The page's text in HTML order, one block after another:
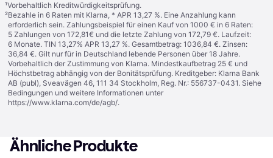
¹Vorbehaltlich Kreditwürdigkeitsprüfung.
²Bezahle in 6 Raten mit Klarna, * APR 13,27 %. Eine Anzahlung kann
erforderlich sein. Zahlungsbeispiel für einen Kauf von 1000 € in 6 Raten:
5 Zahlungen von 172,81€ und die letzte Zahlung von 172,79 €. Laufzeit:
6 Monate. TIN 13,27% APR 13,27 %. Gesamtbetrag: 1036,84 €. Zinsen:
36,84 €. Gilt nur für in Deutschland lebende Personen über 18 Jahre.
Vorbehaltlich der Zustimmung von Klarna. Mindestkaufbetrag 25 € und
Höchstbetrag abhängig von der Bonitätsprüfung. Kreditgeber: Klarna Bank
AB (publ), Sveavägen 46, 111 34 Stockholm, Reg. Nr.: 556737-0431. Siehe
Bedingungen und weitere Informationen unter
https://www.klarna.com/de/agb/.
Ähnliche Produkte